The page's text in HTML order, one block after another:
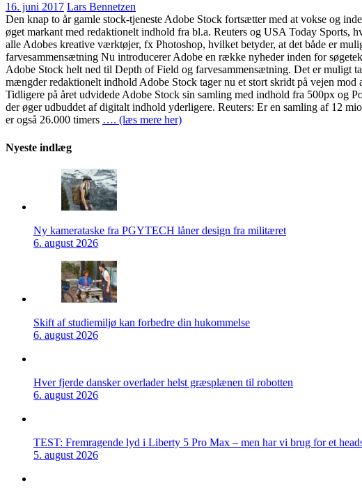
16. juni 2017 Lars Bennetzen
Den knap to år gamle stock-tjeneste Adobe Stock fortsætter med at vokse og
øget markant med redaktionelt indhold fra bl.a. Reuters og USA Today Sports,
alle Adobes kreative værktøjer, fx Photoshop, hvilket betyder, at det både er
farvesammensætning Nu introducerer Adobe en række nyheder inden for
Adobe Stock helt ned til Depth of Field og farvesammensætning. Det er muligt
mængder redaktionelt indhold Adobe Stock tager nu et stort skridt på vejen
Tidligere på året udvidede Adobe Stock sin samling med indhold fra 500px og
der øger udbuddet af digitalt indhold yderligere. Reuters: Er en samling af 12
er også 26.000 timers …. (læs mere her)
Nyeste indlæg
Ny kamerataske fra PGYTECH låner design fra militæret
6. august 2026
Skift af studiemiljø kan forbedre din hukommelse
6. august 2026
Hver fjerde dansker overlader helst græsplænen til robotten
6. august 2026
TEST: Fremragende lyd i Liberty 5 Pro Max – men har vi brug for et
5. august 2026